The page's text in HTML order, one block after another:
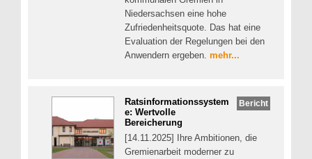
Niedersachsen eine hohe
Zufriedenheitsquote. Das hat eine
Evaluation der Regelungen bei den
Anwendern ergeben. mehr...
Bericht
Ratsinformationssystem
e: Wertvolle
Bereicherung
[14.11.2025] Ihre Ambitionen, die
Gremienarbeit moderner zu